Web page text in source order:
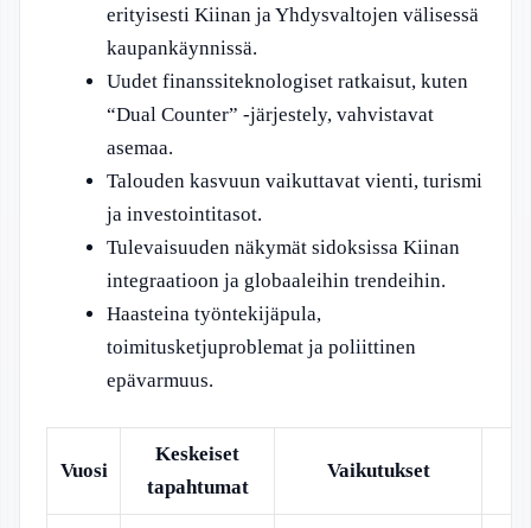
erityisesti Kiinan ja Yhdysvaltojen välisessä
kaupankäynnissä.
Uudet finanssiteknologiset ratkaisut, kuten
“Dual Counter” -järjestely, vahvistavat
asemaa.
Talouden kasvuun vaikuttavat vienti, turismi
ja investointitasot.
Tulevaisuuden näkymät sidoksissa Kiinan
integraatioon ja globaaleihin trendeihin.
Haasteina työntekijäpula,
toimitusketjuproblemat ja poliittinen
epävarmuus.
Vuosi
Keskeiset
tapahtumat
Vaikutukset